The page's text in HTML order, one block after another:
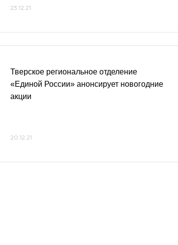
23.12.21
Тверское региональное отделение
«Единой России» анонсирует новогодние
акции
20.12.21